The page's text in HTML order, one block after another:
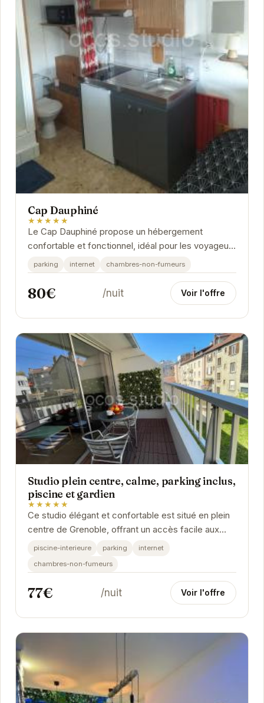
Cap Dauphiné
★★★★★
Le Cap Dauphiné propose un hébergement
confortable et fonctionnel, idéal pour les voyageurs
d'affaires ou de loisirs. Sa situation géographique...
parking internet chambres-non-fumeurs
80€ /nuit Voir l'offre
Studio plein centre, calme, parking inclus,
piscine et gardien
★★★★★
Ce studio élégant et confortable est situé en plein
centre de Grenoble, offrant un accès facile aux
attractions de la ville. Avec une piscine...
piscine-interieure parking
internet
chambres-non-fumeurs
77€ /nuit Voir l'offre